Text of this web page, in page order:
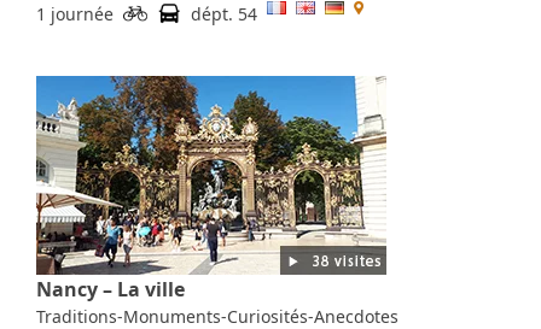
1 journée
dépt. 54
Nancy – La ville
Traditions-Monuments-Curiosités-Anecdotes